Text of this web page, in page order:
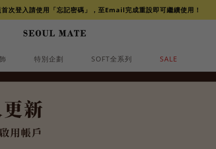
次登入請使用「忘記密碼」，至Email完成重設即可繼續使用！
特別企劃 SOFT全系列 SALE